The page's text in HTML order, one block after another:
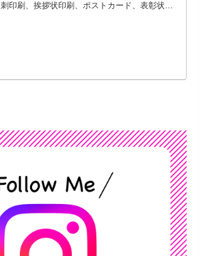
刺印刷、挨拶状印刷、ポストカード、表彰状印